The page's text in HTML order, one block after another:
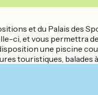
et du Palais des
ci, et vous permettra
une piscine
touristiques, balades à